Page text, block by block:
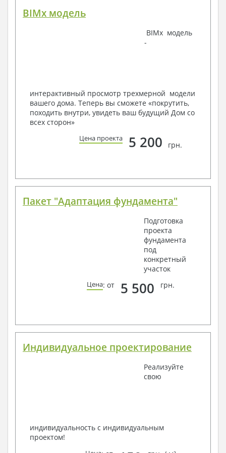
Инженеров – всегда готовы воплотить Вашу мечту
условий, за дополнительную плату.
Получить профессиональную консультацию у
наших специалистов, Вы можете любым
способом связи: закажите обратный звонок,
по viber, e-mail, телефон -
BIMx модель
BIMx модель
-
интерактивный просмотр трехмерной модели
вашего дома. Теперь вы сможете «покрутить,
походить внутри, увидеть ваш будущий Дом со
всех сторон»
Цена проекта 5 200 грн.
Пакет "Адаптация фундамента"
Подготовка
проекта
фундамента
под
конкретный
участок
Цена: от 5 500 грн.
Индивидуальное проектирование
Реализуйте
свою
индивидуальность с индивидуальным
проектом!